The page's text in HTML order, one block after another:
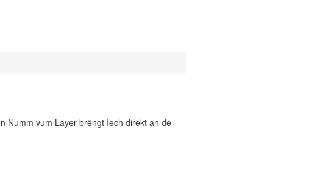
Numm vum Layer brëngt Iech direkt an de